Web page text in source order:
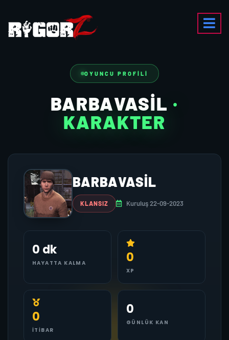
OYUNCU PROFILI
BARBAVASIL ·
KARAKTER
BARBAVASIL
KLANSIZ Kuruluş 22-09-2023
0 dk
HAYATTA KALMA 0
XP
0
İTIBAR
0
GÜNLÜK KAN